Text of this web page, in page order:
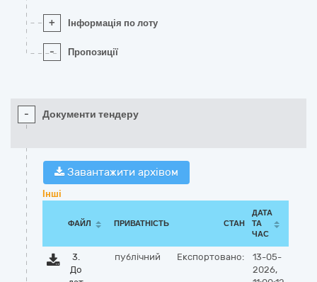
+ Інформація по лоту
- Пропозиції
- Документи тендеру
Завантажити архівом
Інші
ФАЙЛ ПРИВАТНІСТЬ СТАН
ДАТА
ТА
ЧАС
3.
До
публічний Експортовано:
13-05-
2026,